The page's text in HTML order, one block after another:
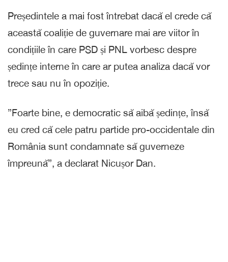
Președintele a mai fost întrebat dacă el crede că
această coaliție de guvernare mai are viitor în
condițiile în care PSD și PNL vorbesc despre
ședințe interne în care ar putea analiza dacă vor
trece sau nu în opoziție.
”Foarte bine, e democratic să aibă ședințe, însă
eu cred că cele patru partide pro-occidentale din
România sunt condamnate să guverneze
împreună”, a declarat Nicușor Dan.